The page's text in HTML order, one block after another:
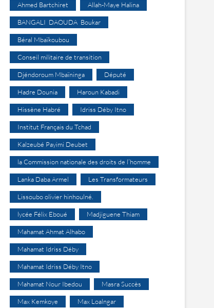
Ahmed Bartchiret Allah-Maye Halina
BANGALI DAOUDA Boukar
Béral Mbaïkoubou
Conseil militaire de transition
Djéndoroum Mbaïninga Député
Hadre Dounia Haroun Kabadi
Hissène Habré Idriss Déby Itno
Institut Français du Tchad
Kalzeubé Payimi Deubet
la Commission nationale des droits de l’homme
Lanka Daba Armel Les Transformateurs
Lissoubo olivier hinhoulné.
lycée Félix Eboué Madjiguene Thiam
Mahamat Ahmat Alhabo
Mahamat Idriss Déby
Mahamat Idriss Déby Itno
Mahamat Nour Ibedou Masra Succès
Max Kemkoye Max Loalngar